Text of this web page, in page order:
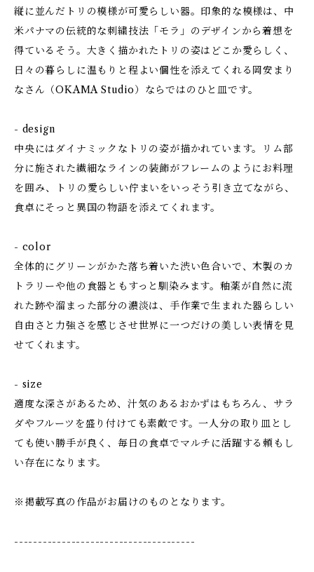
縦に並んだトリの模様が可愛らしい器。印象的な模様は、中
米パナマの伝統的な刺繍技法「モラ」のデザインから着想を
得ているそう。大きく描かれたトリの姿はどこか愛らしく、
日々の暮らしに温もりと程よい個性を添えてくれる岡安まり
なさん（OKAMA Studio）ならではのひと皿です。
- design
中央にはダイナミックなトリの姿が描かれています。リム部
分に施された繊細なラインの装飾がフレームのようにお料理
を囲み、トリの愛らしい佇まいをいっそう引き立てながら、
食卓にそっと異国の物語を添えてくれます。
- color
全体的にグリーンがかた落ち着いた渋い色合いで、木製のカ
トラリーや他の食器ともすっと馴染みます。釉薬が自然に流
れた跡や溜まった部分の濃淡は、手作業で生まれた器らしい
自由さと力強さを感じさせ世界に一つだけの美しい表情を見
せてくれます。
- size
適度な深さがあるため、汁気のあるおかずはもちろん、サラ
ダやフルーツを盛り付けても素敵です。一人分の取り皿とし
ても使い勝手が良く、毎日の食卓でマルチに活躍する頼もし
い存在になります。
※掲載写真の作品がお届けのものとなります。
--------------------------------------